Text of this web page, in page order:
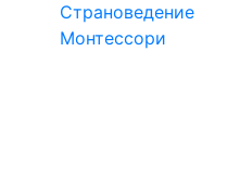
Страноведение
Монтессори